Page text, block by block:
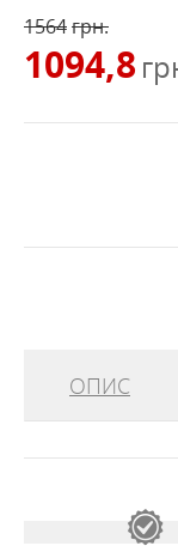
1564грн.
1094,8
ОПИС
Тепер
отримає
кольорам.